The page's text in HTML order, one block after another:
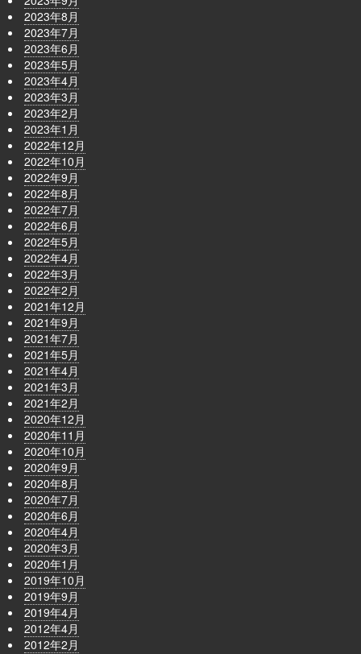
2023年8月
2023年7月
2023年6月
2023年5月
2023年4月
2023年3月
2023年2月
2023年1月
2022年12月
2022年10月
2022年9月
2022年8月
2022年7月
2022年6月
2022年5月
2022年4月
2022年3月
2022年2月
2021年12月
2021年9月
2021年7月
2021年5月
2021年4月
2021年3月
2021年2月
2020年12月
2020年11月
2020年10月
2020年9月
2020年8月
2020年7月
2020年6月
2020年4月
2020年3月
2020年1月
2019年10月
2019年9月
2019年4月
2012年4月
2012年2月